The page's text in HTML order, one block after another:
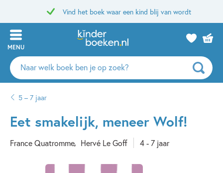
Vind het boek waar een kind blij van wordt
MENU
Zoeken
naar
auteurs
uitgevers
5 – 7 jaar
Eet smakelijk, meneer Wolf!
France Quatromme Hervé Le Goff 4 - 7 jaar